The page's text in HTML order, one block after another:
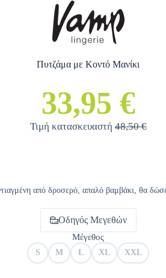
Πυτζάμα με Κοντό Μανίκι
33,95 €
Τιμή κατασκευαστή48,50 €
από δροσερό, απαλό βαμβάκι, θα
Οδηγός Μεγεθών
Μέγεθος
S M L XL XXL